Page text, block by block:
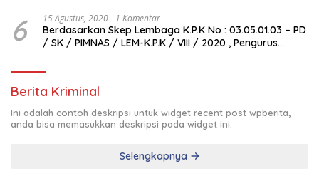
6 15 Agustus, 2020 1 Komentar
Berdasarkan Skep Lembaga K.P.K No : 03.05.01.03 – PD
/ SK / PIMNAS / LEM-K.P.K / VIII / 2020 , Pengurus
Berita Kriminal
Ini adalah contoh deskripsi untuk widget recent post wpberita,
anda bisa memasukkan deskripsi pada widget ini.
Selengkapnya